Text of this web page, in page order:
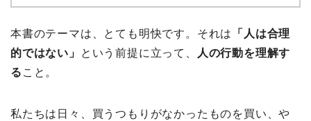
本書のテーマは、とても明快です。それは
「人は合理
的ではない」
という前提に立って、
人の行動を理解す
る こと。
私たちは日々、買うつもりがなかったものを買い、や